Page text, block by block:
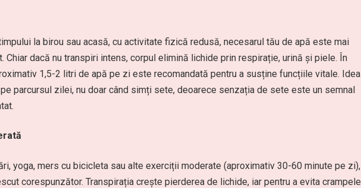
la birou sau acasă, cu activitate fizică redusă, necesarul tău de apă este mai
Chiar dacă nu transpiri intens, corpul elimină lichide prin respirație, urină și piele. În
1,5-2 litri de apă pe zi este recomandată pentru a susține funcțiile vitale.
parcursul zilei, nu doar când simți sete, deoarece senzația de sete este un semnal
yoga, mers cu bicicleta sau alte exerciții moderate (aproximativ 30-60 minute pe zi),
corespunzător. Transpirația crește pierderea de lichide, iar pentru a evita crampele